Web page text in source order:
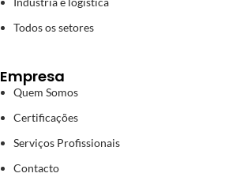
Todos os setores
Empresa
Quem Somos
Certificações
Serviços Profissionais
Contacto